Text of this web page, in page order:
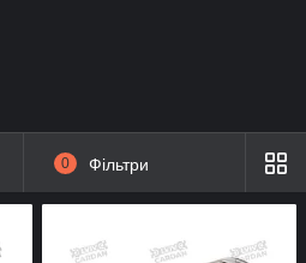
0 Фільтри